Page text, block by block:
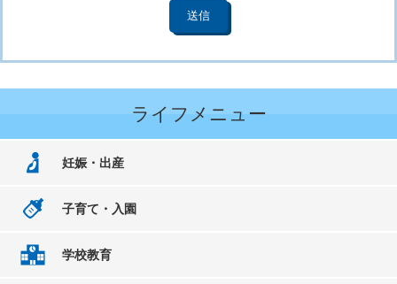
ライフメニュー
妊娠・出産
子育て・入園
学校教育